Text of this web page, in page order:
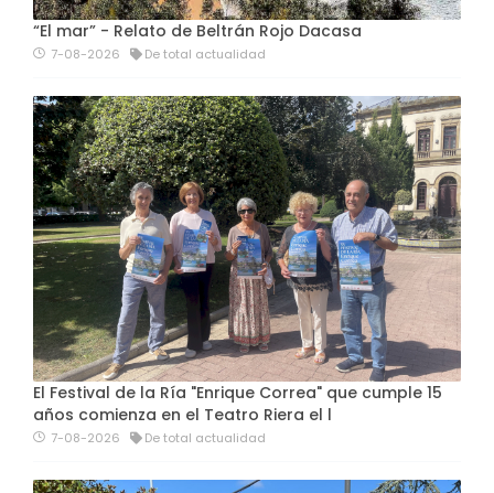
“El mar” - Relato de Beltrán Rojo Dacasa
7-08-2026 De total actualidad
El Festival de la Ría "Enrique Correa" que cumple 15
años comienza en el Teatro Riera el l
7-08-2026 De total actualidad